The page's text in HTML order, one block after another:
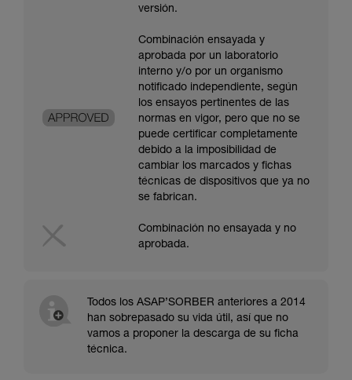
versión.
Combinación ensayada y
aprobada por un laboratorio
interno y/o por un organismo
notificado independiente, según
los ensayos pertinentes de las
normas en vigor, pero que no se
puede certificar completamente
debido a la imposibilidad de
cambiar los marcados y fichas
técnicas de dispositivos que ya no
se fabrican.
Combinación no ensayada y no
aprobada.
Todos los ASAP’SORBER anteriores a 2014
han sobrepasado su vida útil, así que no
vamos a proponer la descarga de su ficha
técnica.